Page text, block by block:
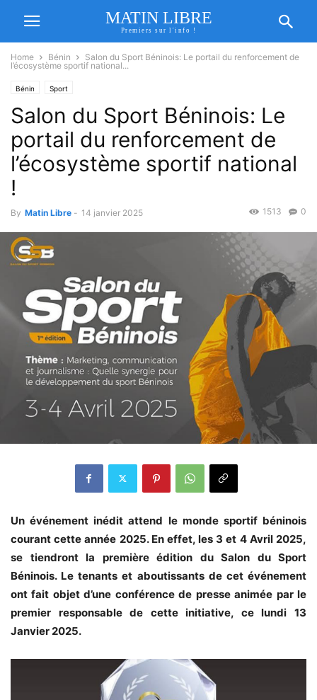
MATIN LIBRE
Premiers sur l'info !
Home Bénin
Salon du Sport Béninois: Le portail du renforcement de
l’écosystème sportif national...
Bénin Sport
Salon du Sport Béninois: Le
portail du renforcement de
l’écosystème sportif national
!
By Matin Libre - 14 janvier 2025 0
1513
Un événement inédit attend le monde sportif béninois
courant cette année 2025. En effet, les 3 et 4 Avril 2025,
se tiendront la première édition du Salon du Sport
Béninois. Le tenants et aboutissants de cet événement
ont fait objet d’une conférence de presse animée par le
premier responsable de cette initiative, ce lundi 13
Janvier 2025.